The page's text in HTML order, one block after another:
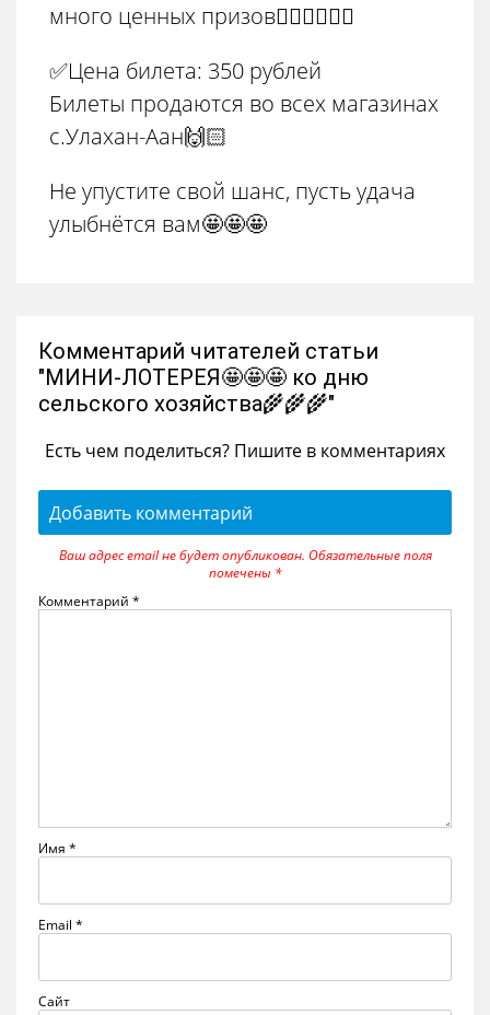
много ценных призов👍🏼👍🏼👍🏼
✅Цена билета: 350 рублей
Билеты продаются во всех магазинах
с.Улахан-Аан🙌🏻
Не упустите свой шанс, пусть удача
улыбнётся вам🤩🤩🤩
Комментарий читателей статьи
"МИНИ-ЛОТЕРЕЯ🤩🤩🤩 ко дню
сельского хозяйства🌾🌾🌾"
Есть чем поделиться? Пишите в комментариях
Добавить комментарий
Ваш адрес email не будет опубликован. Обязательные поля
помечены *
Комментарий *
Имя *
Email *
Сайт